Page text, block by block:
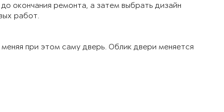
окончания ремонта, а затем выбрать дизайн
работ.
при этом саму дверь. Облик двери меняется